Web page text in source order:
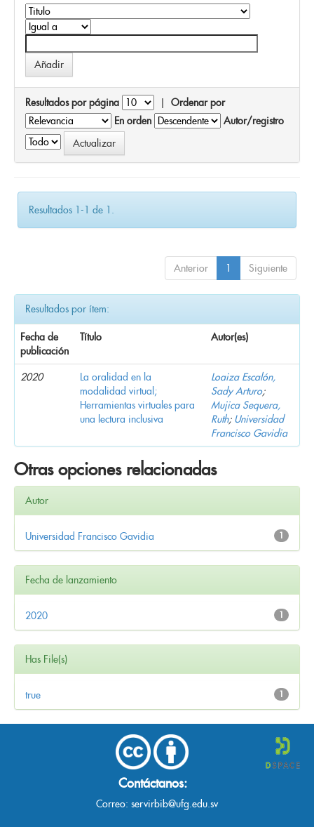
Resultados por página | Ordenar por
En orden
Autor/registro
Resultados 1-1 de 1.
Anterior 1 Siguiente
Resultados por ítem:
Fecha de
publicación
Título Autor(es)
2020
La oralidad en la
modalidad virtual;
Herramientas virtuales para
una lectura inclusiva
Loaiza Escalón,
Sady Arturo;
Mujica Sequera,
Ruth; Universidad
Francisco Gavidia
Otras opciones relacionadas
Autor
1
Universidad Francisco Gavidia
Fecha de lanzamiento
1
2020
Has File(s)
1
true
Contáctanos:
Correo: servirbib@ufg.edu.sv